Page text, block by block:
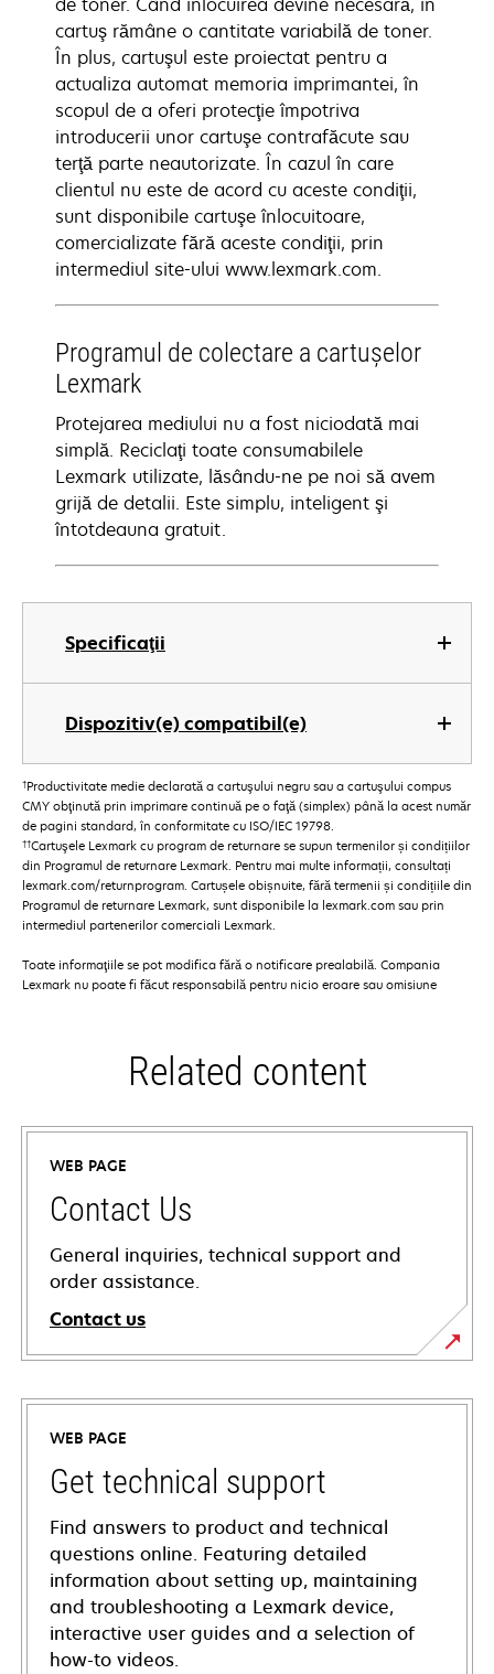
Specificaţii
Dispozitiv(e) compatibil(e)
cartuş rămâne o cantitate variabilă de toner.
În plus, cartuşul este proiectat pentru a
actualiza automat memoria imprimantei, în
scopul de a oferi protecţie împotriva
introducerii unor cartuşe contrafăcute sau
terţă parte neautorizate. În cazul în care
clientul nu este de acord cu aceste condiţii,
sunt disponibile cartuşe înlocuitoare,
comercializate fără aceste condiţii, prin
intermediul site-ului www.lexmark.com.
Programul de colectare a cartuşelor
Lexmark
Protejarea mediului nu a fost niciodată mai
simplă. Reciclaţi toate consumabilele
Lexmark utilizate, lăsându-ne pe noi să avem
grijă de detalii. Este simplu, inteligent şi
întotdeauna gratuit.
†Productivitate medie declarată a cartuşului negru sau a cartuşului compus
CMY obţinută prin imprimare continuă pe o faţă (simplex) până la acest număr
de pagini standard, în conformitate cu ISO/IEC 19798.
††Cartuşele Lexmark cu program de returnare se supun termenilor și condițiilor
din Programul de returnare Lexmark. Pentru mai multe informații, consultați
lexmark.com/returnprogram. Cartușele obișnuite, fără termenii și condițiile din
Programul de returnare Lexmark, sunt disponibile la lexmark.com sau prin
intermediul partenerilor comerciali Lexmark.
Toate informaţiile se pot modifica fără o notificare prealabilă. Compania
Lexmark nu poate fi făcut responsabilă pentru nicio eroare sau omisiune
Related content
WEB PAGE
Contact Us
General inquiries, technical support and
order assistance.
Contact us
WEB PAGE
Get technical support
Find answers to product and technical
questions online. Featuring detailed
information about setting up, maintaining
and troubleshooting a Lexmark device,
interactive user guides and a selection of
how-to videos.